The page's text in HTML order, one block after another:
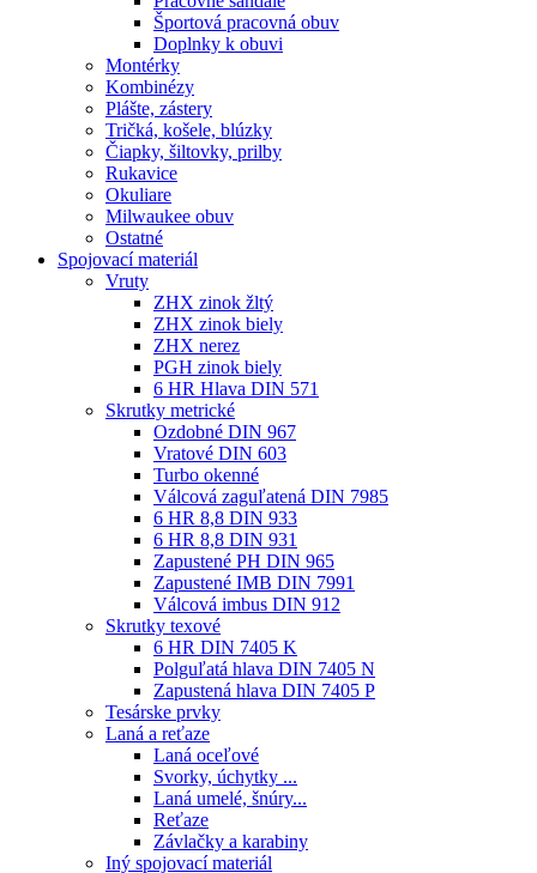
Športová pracovná obuv
Doplnky k obuvi
Montérky
Kombinézy
Plášte, zástery
Tričká, košele, blúzky
Čiapky, šiltovky, prilby
Rukavice
Okuliare
Milwaukee obuv
Ostatné
Spojovacímateriál
Vruty
ZHX zinok žltý
ZHX zinok biely
ZHX nerez
PGH zinok biely
6 HR Hlava DIN 571
Skrutky metrické
Ozdobné DIN 967
Vratové DIN 603
Turbo okenné
Válcová zaguľatená DIN 7985
6 HR 8,8 DIN 933
6 HR 8,8 DIN 931
Zapustené PH DIN 965
Zapustené IMB DIN 7991
Válcová imbus DIN 912
Skrutky texové
6 HR DIN 7405 K
Polguľatá hlava DIN 7405 N
Zapustená hlava DIN 7405 P
Tesárske prvky
Laná a reťaze
Laná oceľové
Svorky, úchytky ...
Laná umelé, šnúry...
Reťaze
Závlačky a karabiny
Iný spojovací materiál